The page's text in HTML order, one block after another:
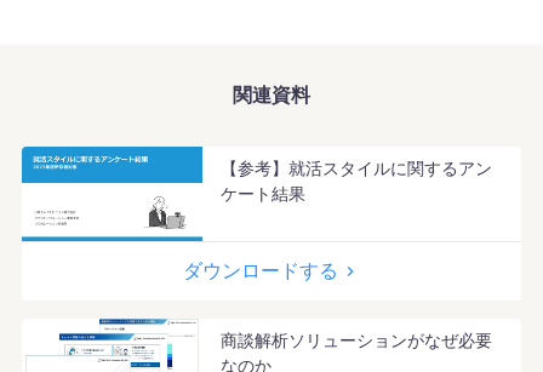
関連資料
【参考】就活スタイルに関するアン
ケート結果
ダウンロードする
商談解析ソリューションがなぜ必要
なのか